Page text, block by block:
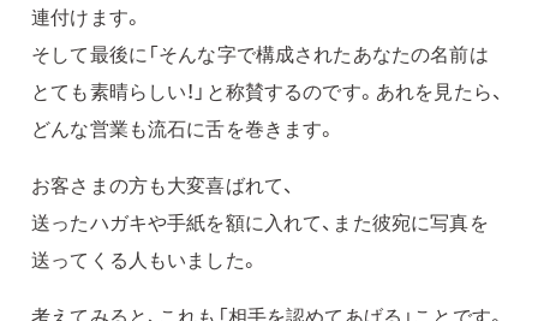
連付けます。
そして最後に「そんな字で構成されたあなたの名前は
とても素晴らしい！」と称賛するのです。あれを見たら、
どんな営業も流石に舌を巻きます。
お客さまの方も大変喜ばれて、
送ったハガキや手紙を額に入れて、また彼宛に写真を
送ってくる人もいました。
考えてみると、これも「相手を認めてあげる」ことです。